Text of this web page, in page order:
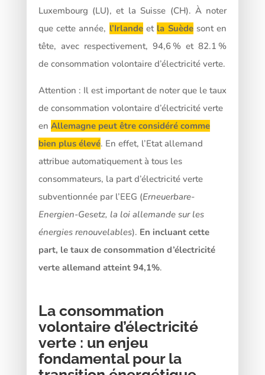
Luxembourg (LU), et la Suisse (CH). À noter
que cette année, l’Irlandeet la Suèdesont en
tête, avec respectivement, 94,6 % et 82.1 %
de consommation volontaire d’électricité verte.
Attention : Il est important de noter que le taux
de consommation volontaire d’électricité verte
en Allemagne peut être considéré comme
bien plus élevé. En effet, l’Etat allemand
attribue automatiquement à tous les
consommateurs, la part d’électricité verte
subventionnée par l’EEG (Erneuerbare-
Energien-Gesetz, la loi allemande sur les
énergies renouvelables). En incluant cette
part, le taux de consommation d’électricité
verte allemand atteint 94,1%.
La consommation
volontaire d’électricité
verte : un enjeu
fondamental pour la